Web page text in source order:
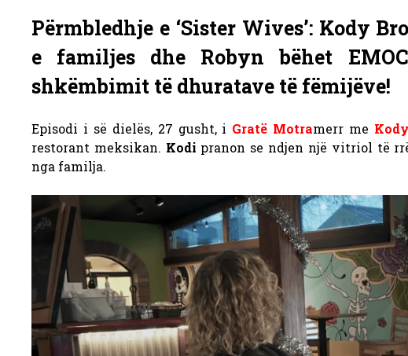
Përmbledhje e ‘Sister Wives’: Kody
e familjes dhe Robyn bëhet
shkëmbimit të dhuratave të fëmijëve!
Episodi i së dielës, 27 gusht, i Gratë Motramerr me
restorant meksikan. Kodi pranon se ndjen një vitriol të
nga familja.